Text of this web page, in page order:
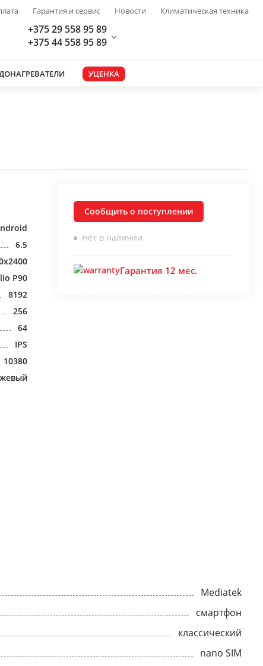
Гарантия и сервис Новости Климатическая техника
+375 29 558 95 89
+375 44 558 95 89
УЦЕНКА
6.5
P90
8192
256
64
IPS
10380
Сообщить о поступлении
Нет в наличии
Гарантия 12 мес.
Mediatek
смартфон
классический
nano SIM